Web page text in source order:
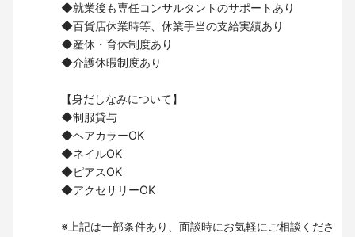
◆就業後も専任コンサルタントのサポートあり
◆百貨店休業時等、休業手当の支給実績あり
◆産休・育休制度あり
◆介護休暇制度あり
【身だしなみについて】
◆制服貸与
◆ヘアカラーOK
◆ネイルOK
◆ピアスOK
◆アクセサリーOK
※上記は一部条件あり、面談時にお気軽にご相談くださ